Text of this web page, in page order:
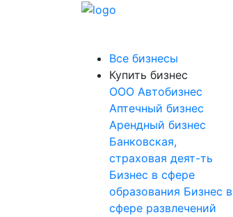
Все бизнесы
Купить бизнес
OOO Автобизнес
Аптечный бизнес
Арендный бизнес
Банковская,
страховая деят-ть
Бизнес в сфере
образования Бизнес в
сфере развлечений